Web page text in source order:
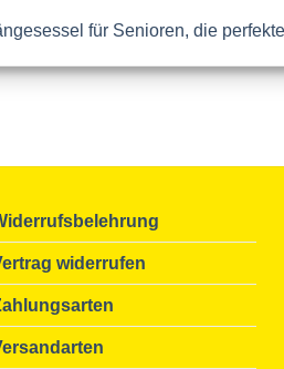
für Senioren, die
widerrufen